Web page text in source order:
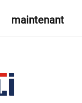
maintenant